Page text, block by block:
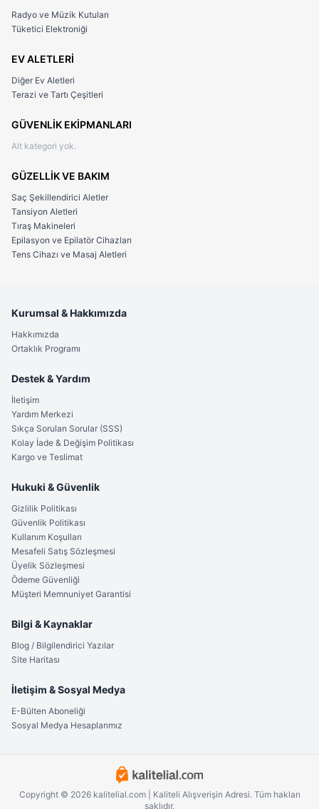
Radyo ve Müzik Kutuları
Tüketici Elektroniği
EV ALETLERİ
Diğer Ev Aletleri
Terazi ve Tartı Çeşitleri
GÜVENLİK EKİPMANLARI
Alt kategori yok.
GÜZELLİK VE BAKIM
Saç Şekillendirici Aletler
Tansiyon Aletleri
Tıraş Makineleri
Epilasyon ve Epilatör Cihazları
Tens Cihazı ve Masaj Aletleri
Kurumsal & Hakkımızda
Hakkımızda
Ortaklık Programı
Destek & Yardım
İletişim
Yardım Merkezi
Sıkça Sorulan Sorular (SSS)
Kolay İade & Değişim Politikası
Kargo ve Teslimat
Hukuki & Güvenlik
Gizlilik Politikası
Güvenlik Politikası
Kullanım Koşulları
Mesafeli Satış Sözleşmesi
Üyelik Sözleşmesi
Ödeme Güvenliği
Müşteri Memnuniyet Garantisi
Bilgi & Kaynaklar
Blog / Bilgilendirici Yazılar
Site Haritası
İletişim & Sosyal Medya
E-Bülten Aboneliği
Sosyal Medya Hesaplarımız
Copyright © 2026 kalitelial.com | Kaliteli Alışverişin Adresi. Tüm hakları
saklıdır.